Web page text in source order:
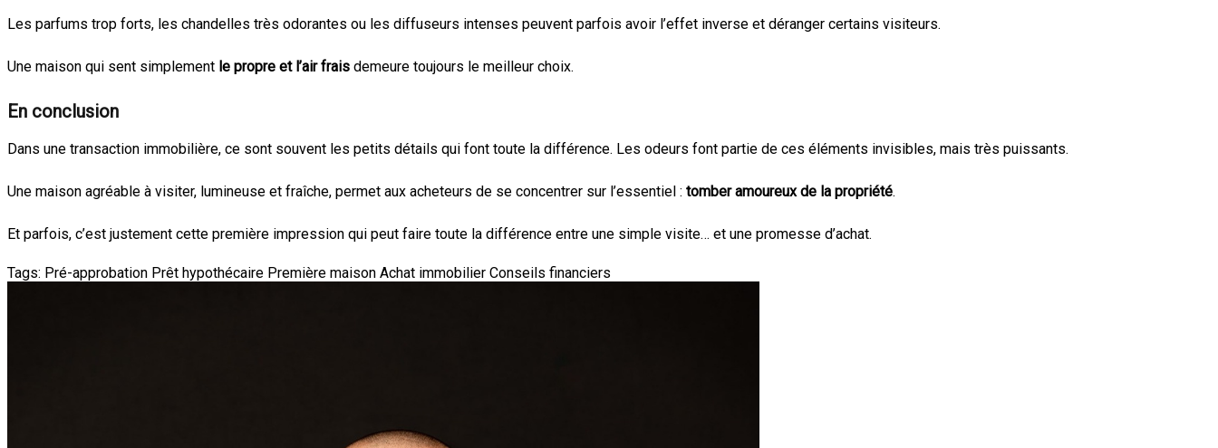
Les parfums trop forts, les chandelles très odorantes ou les diffuseurs intenses peuvent parfois avoir l’effet inverse et déranger certains visiteurs.
Une maison qui sent simplement le propre et l’air frais demeure toujours le meilleur choix.
En conclusion
Dans une transaction immobilière, ce sont souvent les petits détails qui font toute la différence. Les odeurs font partie de ces éléments invisibles, mais très puissants.
Une maison agréable à visiter, lumineuse et fraîche, permet aux acheteurs de se concentrer sur l’essentiel : tomber amoureux de la propriété.
Et parfois, c’est justement cette première impression qui peut faire toute la différence entre une simple visite… et une promesse d’achat.
Tags: Pré-approbation Prêt hypothécaire Première maison Achat immobilier Conseils financiers